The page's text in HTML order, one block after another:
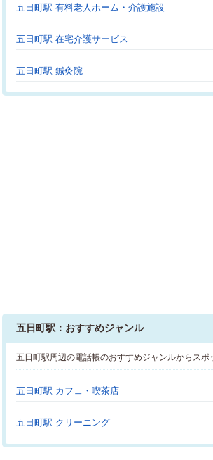
五日町駅 有料老人ホーム・介護施設
五日町駅 在宅介護サービス
五日町駅 鍼灸院
五日町駅：おすすめジャンル
五日町駅周辺の電話帳のおすすめジャンルからスポ
五日町駅 カフェ・喫茶店
五日町駅 クリーニング